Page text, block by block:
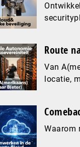
Route
Van
locatie,
Waarom